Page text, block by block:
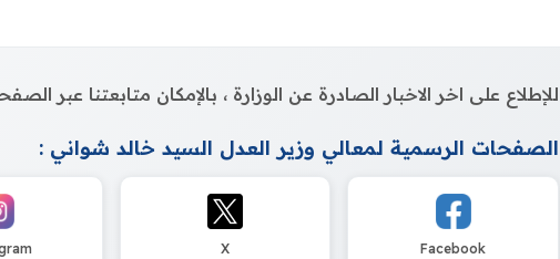
للإطلاع على اخر الاخبار الصادرة عن الوزارة ، بالإمكان متابعتنا عبر
الصفحات الرسمية لمعالي وزير العدل السيد خالد شواني :
Facebook
X